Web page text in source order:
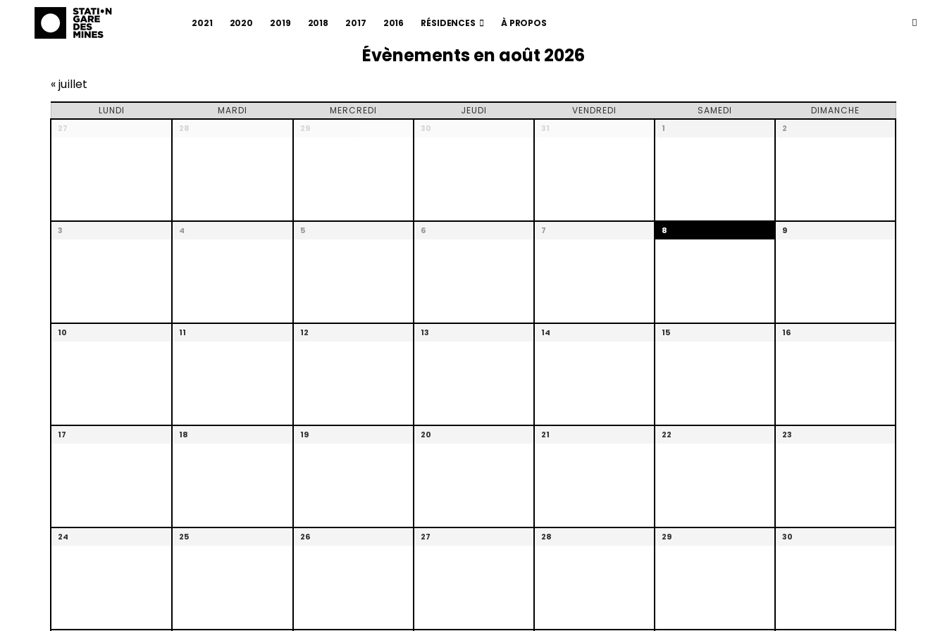
2021 2020 2019 2018 2017 2016 RÉSIDENCES À PROPOS
Évènements en août 2026
«juillet
Calendrier
Calendrier
de
LUNDI MARDI MERCREDI JEUDI VENDREDI SAMEDI DIMANCHE
27 28 29 30 31 1 2
3 4 5 6 7 8 9
10 11 12 13 14 15 16
17 18 19 20 21 22 23
24 25 26 27 28 29 30